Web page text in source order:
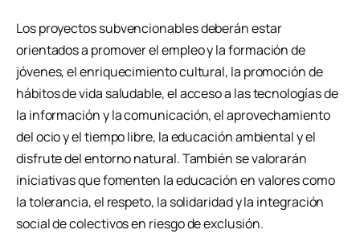
Los proyectos subvencionables deberán estar
orientados a promover el empleo y la formación de
jóvenes, el enriquecimiento cultural, la promoción de
hábitos de vida saludable, el acceso a las tecnologías de
la información y la comunicación, el aprovechamiento
del ocio y el tiempo libre, la educación ambiental y el
disfrute del entorno natural. También se valorarán
iniciativas que fomenten la educación en valores como
la tolerancia, el respeto, la solidaridad y la integración
social de colectivos en riesgo de exclusión.